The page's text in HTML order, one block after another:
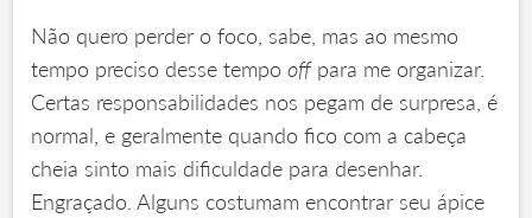
Não quero perder o foco, sabe, mas ao mesmo
tempo preciso desse tempooffpara me organizar.
Certas responsabilidades nos pegam de surpresa, é
normal, e geralmente quando fico com a cabeça
cheia sinto mais dificuldade para desenhar.
Engraçado. Alguns costumam encontrar seu ápice